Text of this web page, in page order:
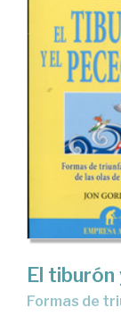
El tiburón
formas de